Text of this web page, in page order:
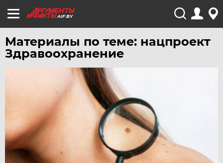
AIF.BY
Материалы по теме: нацпроект
Здравоохранение